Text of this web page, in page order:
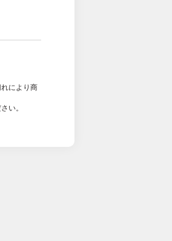
により商
い。